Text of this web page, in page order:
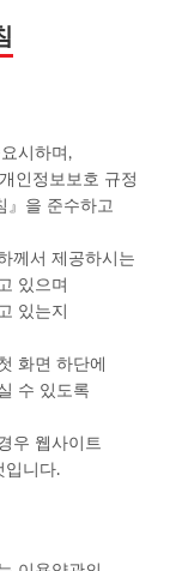
시하며,
인정보보호 규정
』을 준수하고
께서 제공하시는
있으며
있는지
화면 하단에
수 있도록
우 웹사이트
입니다.